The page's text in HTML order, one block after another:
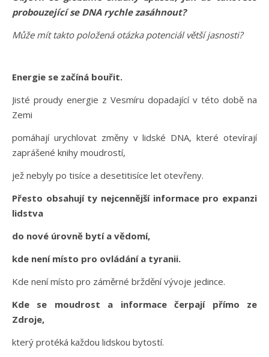
probouzející se DNA rychle zasáhnout?
Může mít takto položená otázka potenciál větší jasnosti?
Energie se začíná bouřit.
Jisté proudy energie z Vesmíru dopadající v této době na
Zemi
pomáhají urychlovat změny v lidské DNA, které otevírají
zaprášené knihy moudrostí,
jež nebyly po tisíce a desetitisíce let otevřeny.
Přesto obsahují ty nejcennější informace pro expanzi
lidstva
do nové úrovně bytí a vědomí,
kde není místo pro ovládání a tyranii.
Kde není místo pro záměrné brždění vývoje jedince.
Kde se moudrost a informace čerpají přímo ze
Zdroje,
který protéká každou lidskou bytostí.